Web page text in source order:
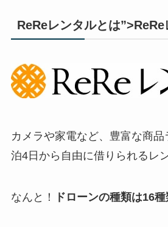
ReReレンタルとは
カメラや家電など、豊富な商
泊4日から自由に借りられるレ
なんと！ ドローンの種類は16